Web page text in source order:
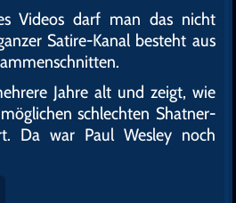
Videos darf man das nicht
Satire-Kanal besteht aus
Jahre alt und zeigt, wie
schlechten Shatner-
Da war Paul Wesley noch